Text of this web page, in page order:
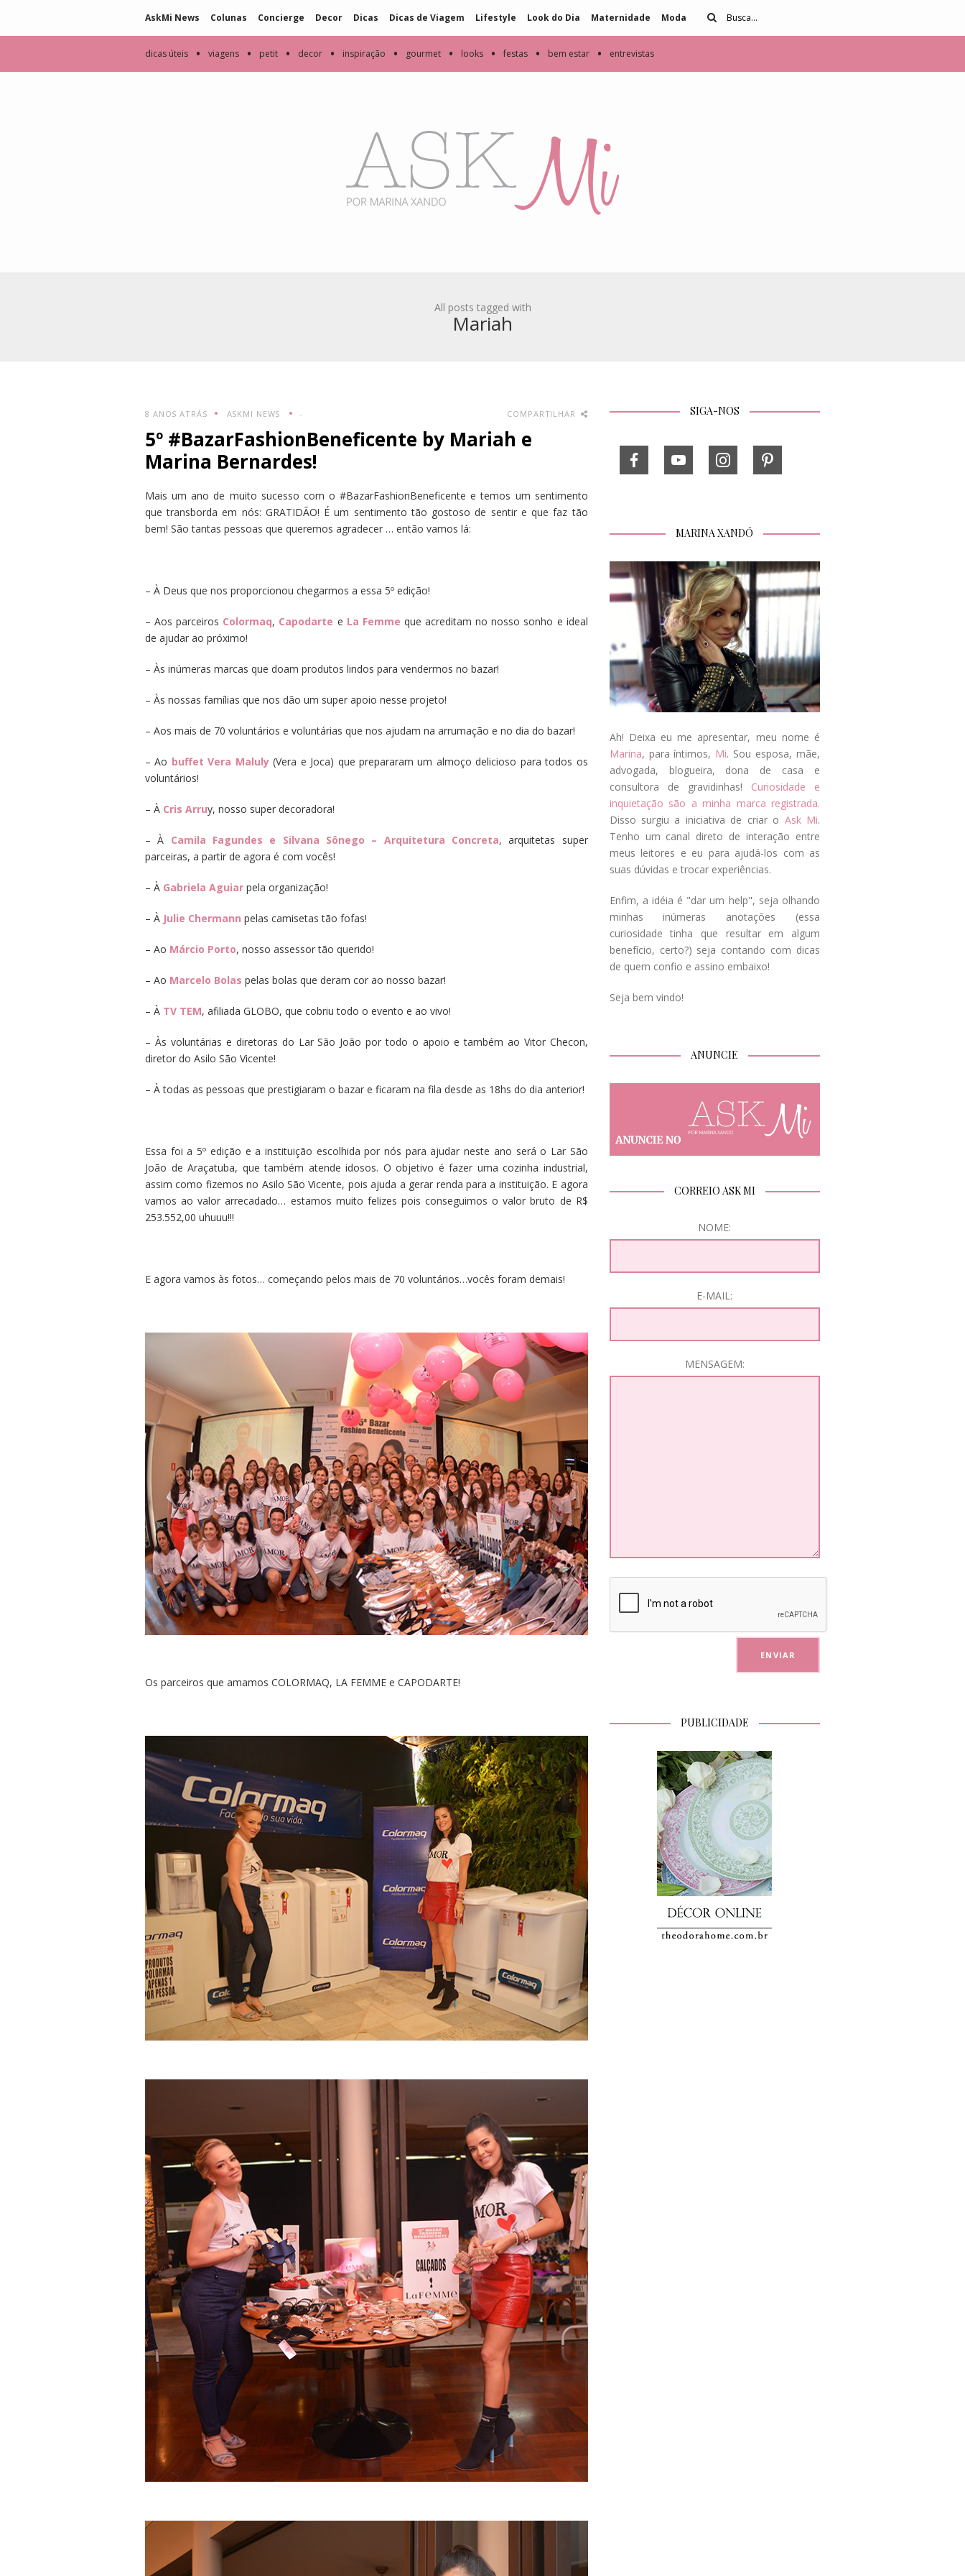
AskMi News Colunas Concierge Decor Dicas Dicas de Viagem Lifestyle Look do Dia Maternidade Moda
dicas úteis • viagens • petit • decor • inspiração • gourmet • looks • festas • bem estar • entrevistas
All posts tagged with
Mariah
8 ANOS ATRÁS ASKMI NEWS - COMPARTILHAR
5º #BazarFashionBeneficente by Mariah e
Marina Bernardes!
Mais um ano de muito sucesso com o #BazarFashionBeneficente e temos um sentimento
que transborda em nós: GRATIDÃO! É um sentimento tão gostoso de sentir e que faz tão
bem! São tantas pessoas que queremos agradecer … então vamos lá:
– À Deus que nos proporcionou chegarmos a essa 5º edição!
– Aos parceiros Colormaq, Capodarte e La Femme que acreditam no nosso sonho e ideal
de ajudar ao próximo!
– Às inúmeras marcas que doam produtos lindos para vendermos no bazar!
– Às nossas famílias que nos dão um super apoio nesse projeto!
– Aos mais de 70 voluntários e voluntárias que nos ajudam na arrumação e no dia do bazar!
– Ao buffet Vera Maluly(Vera e Joca) que prepararam um almoço delicioso para todos os
voluntários!
– À Cris Arruy, nosso super decoradora!
– À Camila Fagundes e Silvana Sônego – Arquitetura Concreta, arquitetas super
parceiras, a partir de agora é com vocês!
– À Gabriela Aguiar pela organização!
– À Julie Chermann pelas camisetas tão fofas!
– Ao Márcio Porto, nosso assessor tão querido!
– Ao Marcelo Bolas pelas bolas que deram cor ao nosso bazar!
– À TV TEM, afiliada GLOBO, que cobriu todo o evento e ao vivo!
– Às voluntárias e diretoras do Lar São João por todo o apoio e também ao Vitor Checon,
diretor do Asilo São Vicente!
– À todas as pessoas que prestigiaram o bazar e ficaram na fila desde as 18hs do dia anterior!
Essa foi a 5º edição e a instituição escolhida por nós para ajudar neste ano será o Lar São
João de Araçatuba, que também atende idosos. O objetivo é fazer uma cozinha industrial,
assim como fizemos no Asilo São Vicente, pois ajuda a gerar renda para a instituição. E agora
vamos ao valor arrecadado… estamos muito felizes pois conseguimos o valor bruto de R$
253.552,00 uhuuu!!!
E agora vamos às fotos… começando pelos mais de 70 voluntários…vocês foram demais!
Os parceiros que amamos COLORMAQ, LA FEMME e CAPODARTE!
SIGA-NOS
MARINA XANDÓ
Ah! Deixa eu me apresentar, meu nome é
Marina, para íntimos, Mi. Sou esposa, mãe,
advogada, blogueira, dona de casa e
consultora de gravidinhas! Curiosidade e
inquietação são a minha marca registrada.
Disso surgiu a iniciativa de criar o Ask Mi.
Tenho um canal direto de interação entre
meus leitores e eu para ajudá-los com as
suas dúvidas e trocar experiências.
Enfim, a idéia é "dar um help", seja olhando
minhas inúmeras anotações (essa
curiosidade tinha que resultar em algum
benefício, certo?) seja contando com dicas
de quem confio e assino embaixo!
Seja bem vindo!
ANUNCIE
CORREIO ASK MI
NOME:
E-MAIL:
MENSAGEM:
PUBLICIDADE